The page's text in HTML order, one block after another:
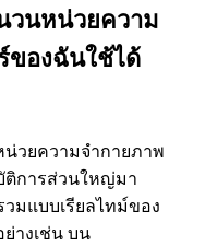
วนหน่วยความ
ของฉันใช้ได้
วยความจํากายภาพ
การส่วนใหญ่มา
มแบบเรียลไทม์ของ
างเช่น บน